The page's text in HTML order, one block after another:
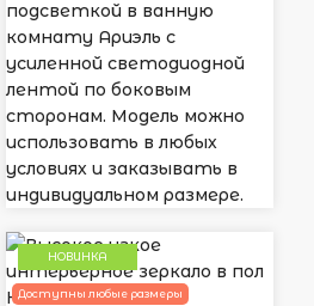
подсветкой в ванную
комнату Ариэль с
усиленной светодиодной
лентой по боковым
сторонам. Модель можно
использовать в любых
условиях и заказывать в
индивидуальном размере.
НОВИНКА
Доступны любые размеры